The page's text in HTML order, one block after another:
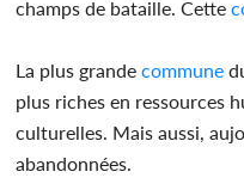
champs de bataille. Cette
La plus grandecommune
plus riches en ressources
culturelles. Mais aussi,
abandonnées.